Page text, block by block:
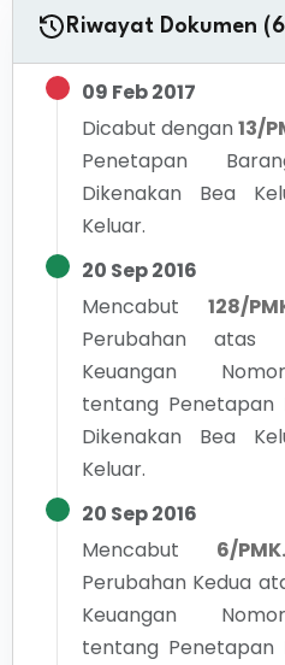
Riwayat Dokumen
09 Feb 2017
Dicabut dengan13/
Penetapan
Dikenakan Bea
Keluar.
20 Sep 2016
Mencabut
128/
Perubahan atas
Keuangan
tentang Penetapan
Dikenakan Bea
Keluar.
20 Sep 2016
Mencabut
6/
Perubahan Kedua
Keuangan
tentang Penetapan